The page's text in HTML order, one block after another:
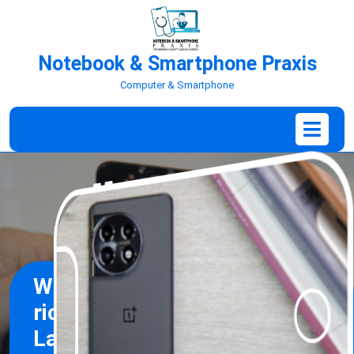
Notebook & Smartphone Praxis
Computer & Smartphone
Wie wählt man das
richtige Handy oder
Laptop für seine